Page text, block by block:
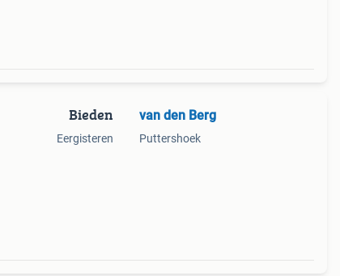
Bieden
Eergisteren
van den Berg
Puttershoek